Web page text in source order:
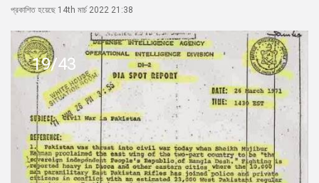
প্রকাশিত হয়েছে 14th মার্চ 2022 21:38
19/43